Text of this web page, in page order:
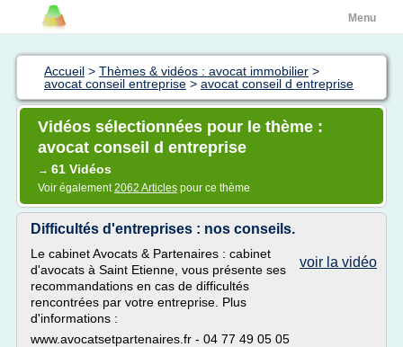
Menu
Accueil > Thèmes & vidéos : avocat immobilier >
avocat conseil entreprise > avocat conseil d entreprise
Vidéos sélectionnées pour le thème :
avocat conseil d entreprise
→ 61 Vidéos
Voir également2062 Articles pour ce thème
Difficultés d'entreprises : nos conseils.
voir la vidéo
Le cabinet Avocats & Partenaires : cabinet
d'avocats à Saint Etienne, vous présente ses
recommandations en cas de difficultés
rencontrées par votre entreprise. Plus
d'informations :
www.avocatsetpartenaires.fr - 04 77 49 05 05